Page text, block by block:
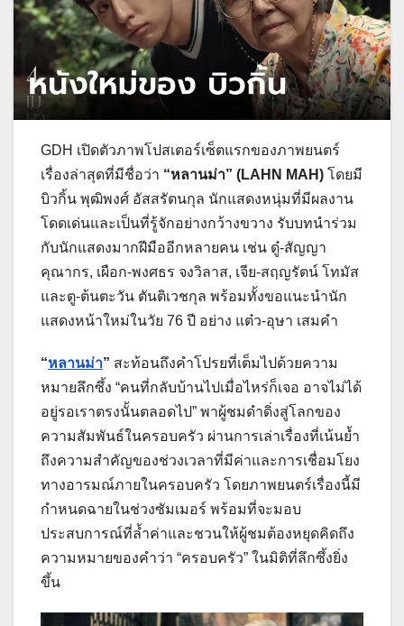
GDH เปิดตัวภาพโปสเตอร์เซ็ตแรกของภาพยนตร์
เรื่องล่าสุดที่มีชื่อว่า “หลานม่า” (LAHN MAH) โดยมี
บิวกิ้น พุฒิพงศ์ อัสสรัตนกุล นักแสดงหนุ่มที่มีผลงาน
โดดเด่นและเป็นที่รู้จักอย่างกว้างขวาง รับบทนำร่วม
กับนักแสดงมากฝีมืออีกหลายคน เช่น ดู๋-สัญญา
คุณากร, เผือก-พงศธร จงวิลาส, เจีย-สฤญรัตน์ โทมัส
และตู-ต้นตะวัน ตันติเวชกุล พร้อมทั้งขอแนะนำนัก
แสดงหน้าใหม่ในวัย 76 ปี อย่าง แต๋ว-อุษา เสมคำ
“หลานม่า” สะท้อนถึงคำโปรยที่เต็มไปด้วยความ
หมายลึกซึ้ง “คนที่กลับบ้านไปเมื่อไหร่ก็เจอ อาจไม่ได้
อยู่รอเราตรงนั้นตลอดไป” พาผู้ชมดำดิ่งสู่โลกของ
ความสัมพันธ์ในครอบครัว ผ่านการเล่าเรื่องที่เน้นย้ำ
ถึงความสำคัญของช่วงเวลาที่มีค่าและการเชื่อมโยง
ทางอารมณ์ภายในครอบครัว โดยภาพยนตร์เรื่องนี้มี
กำหนดฉายในช่วงซัมเมอร์ พร้อมที่จะมอบ
ประสบการณ์ที่ล้ำค่าและชวนให้ผู้ชมต้องหยุดคิดถึง
ความหมายของคำว่า “ครอบครัว” ในมิติที่ลึกซึ้งยิ่ง
ขึ้น